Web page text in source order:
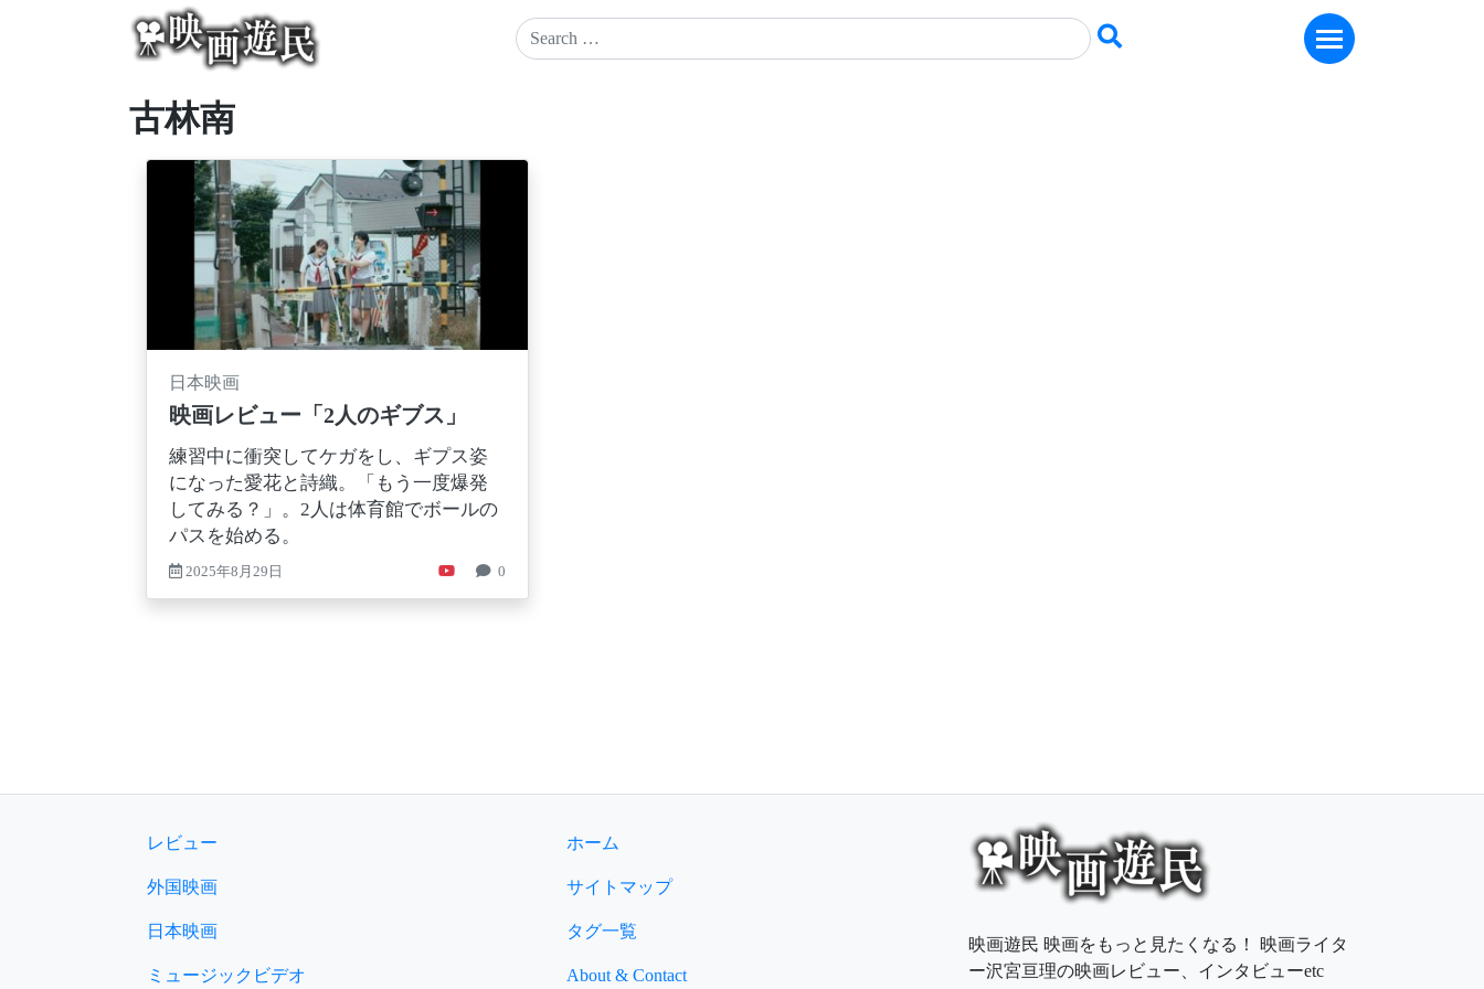
古林南
日本映画
映画レビュー「2人のギブス」
練習中に衝突してケガをし、ギプス姿
になった愛花と詩織。「もう一度爆発
してみる？」。2人は体育館でボールの
パスを始める。
2025年8月29日 0
レビュー
外国映画
日本映画
ミュージックビデオ
ホーム
サイトマップ
タグ一覧
About & Contact
映画遊民 映画をもっと見たくなる！ 映画ライタ
ー沢宮亘理の映画レビュー、インタビューetc